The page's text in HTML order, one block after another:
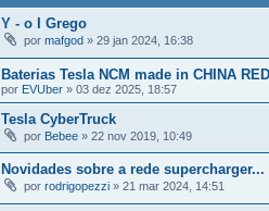
Y - o I Grego
por mafgod » 29 jan 2024, 16:38
Baterias Tesla NCM made in CHINA
por EVUber » 03 dez 2025, 18:57
Tesla CyberTruck
por Bebee » 22 nov 2019, 10:49
Novidades sobre a rede supercharger...
por rodrigopezzi » 21 mar 2024, 14:51